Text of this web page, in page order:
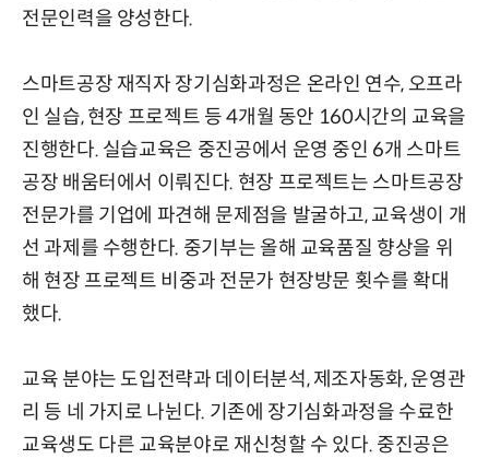
전문인력을 양성한다.
스마트공장 재직자 장기심화과정은 온라인 연수, 오프라
인 실습, 현장 프로젝트 등 4개월 동안 160시간의 교육을
진행한다. 실습교육은 중진공에서 운영 중인 6개 스마트
공장 배움터에서 이뤄진다. 현장 프로젝트는 스마트공장
전문가를 기업에 파견해 문제점을 발굴하고, 교육생이 개
선 과제를 수행한다. 중기부는 올해 교육품질 향상을 위
해 현장 프로젝트 비중과 전문가 현장방문 횟수를 확대
했다.
교육 분야는 도입전략과 데이터분석, 제조자동화, 운영관
리 등 네 가지로 나뉜다. 기존에 장기심화과정을 수료한
교육생도 다른 교육분야로 재신청할 수 있다. 중진공은